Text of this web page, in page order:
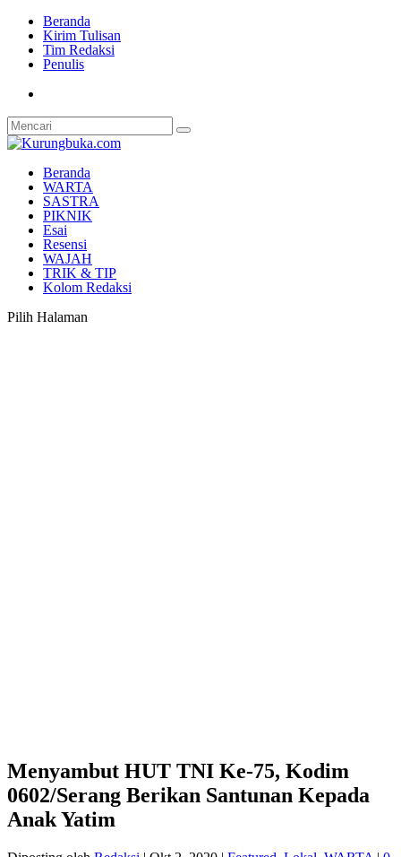
Beranda
Kirim Tulisan
Tim Redaksi
Penulis
Beranda
WARTA
SASTRA
PIKNIK
Esai
Resensi
WAJAH
TRIK & TIP
Kolom Redaksi
Pilih Halaman
Menyambut HUT TNI Ke-75, Kodim
0602/Serang Berikan Santunan Kepada
Anak Yatim